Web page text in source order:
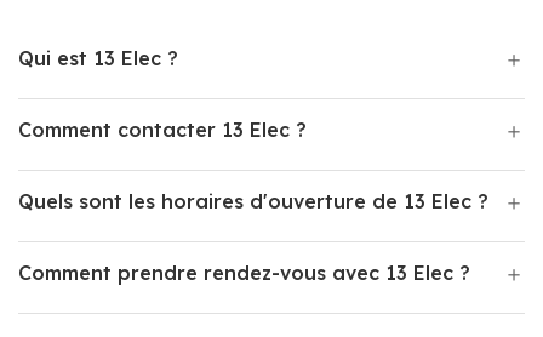
Qui est 13 Elec ?
Comment contacter 13 Elec ?
Quels sont les horaires d'ouverture de 13 Elec ?
Comment prendre rendez-vous avec 13 Elec ?